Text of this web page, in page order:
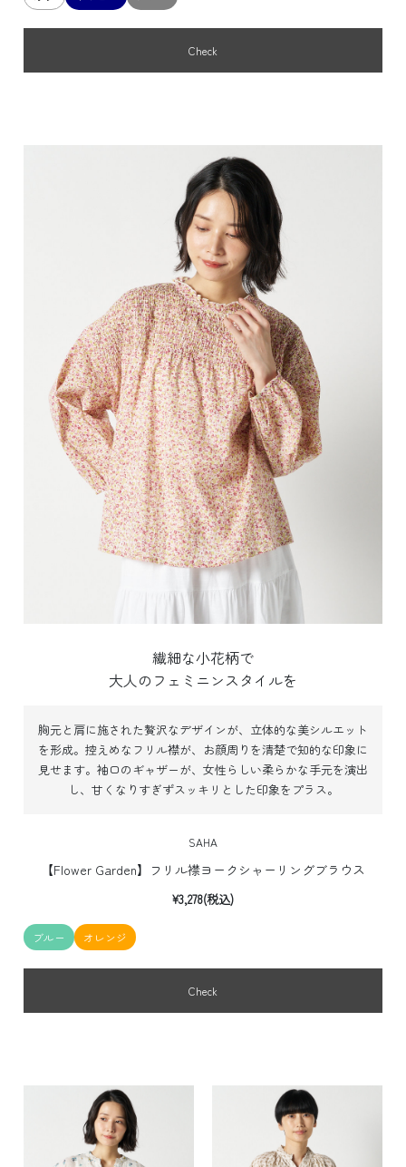
Check
繊細な小花柄で
大人のフェミニンスタイルを
胸元と肩に施された贅沢なデザインが、立体的な美シルエット
を形成。 控えめなフリル襟が、お顔周りを清楚で知的な印象に
見せます。 袖口のギャザーが、女性らしい柔らかな手元を演出
し、甘くなりすぎずスッキリとした印象をプラス。
SAHA
【Flower Garden】フリル襟ヨークシャーリングブラウス
¥3,278(税込)
ブルー オレンジ
Check